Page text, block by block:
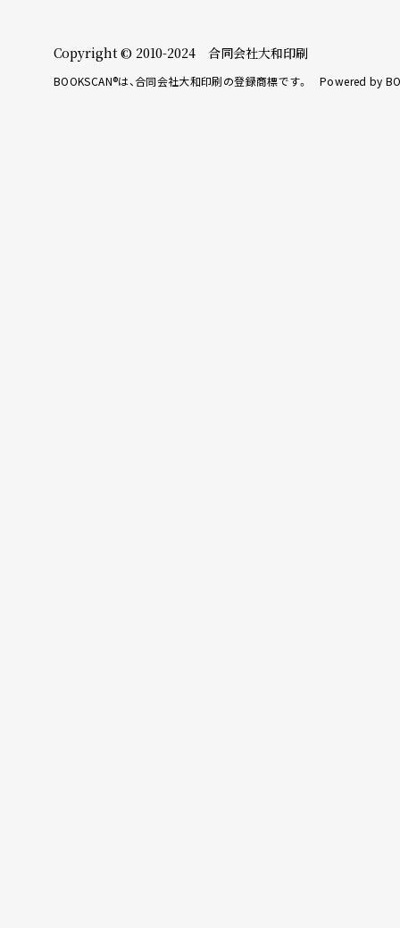
Copyright © 2010-2024 合同会社大和印刷
BOOKSCAN®は、合同会社大和印刷の登録商標です。 Powered by